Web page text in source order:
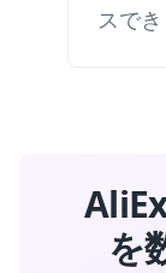
スでき
を